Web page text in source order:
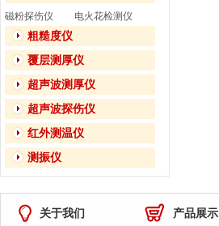
磁粉探伤仪 电火花检测仪
粗糙度仪
覆层测厚仪
超声波测厚仪
超声波探伤仪
红外测温仪
测振仪
关于我们 产品展示